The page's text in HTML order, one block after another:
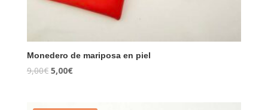
Monedero de mariposa en piel
9,00€ 5,00€